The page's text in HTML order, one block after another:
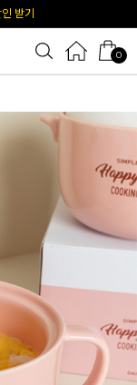
쿠폰
0